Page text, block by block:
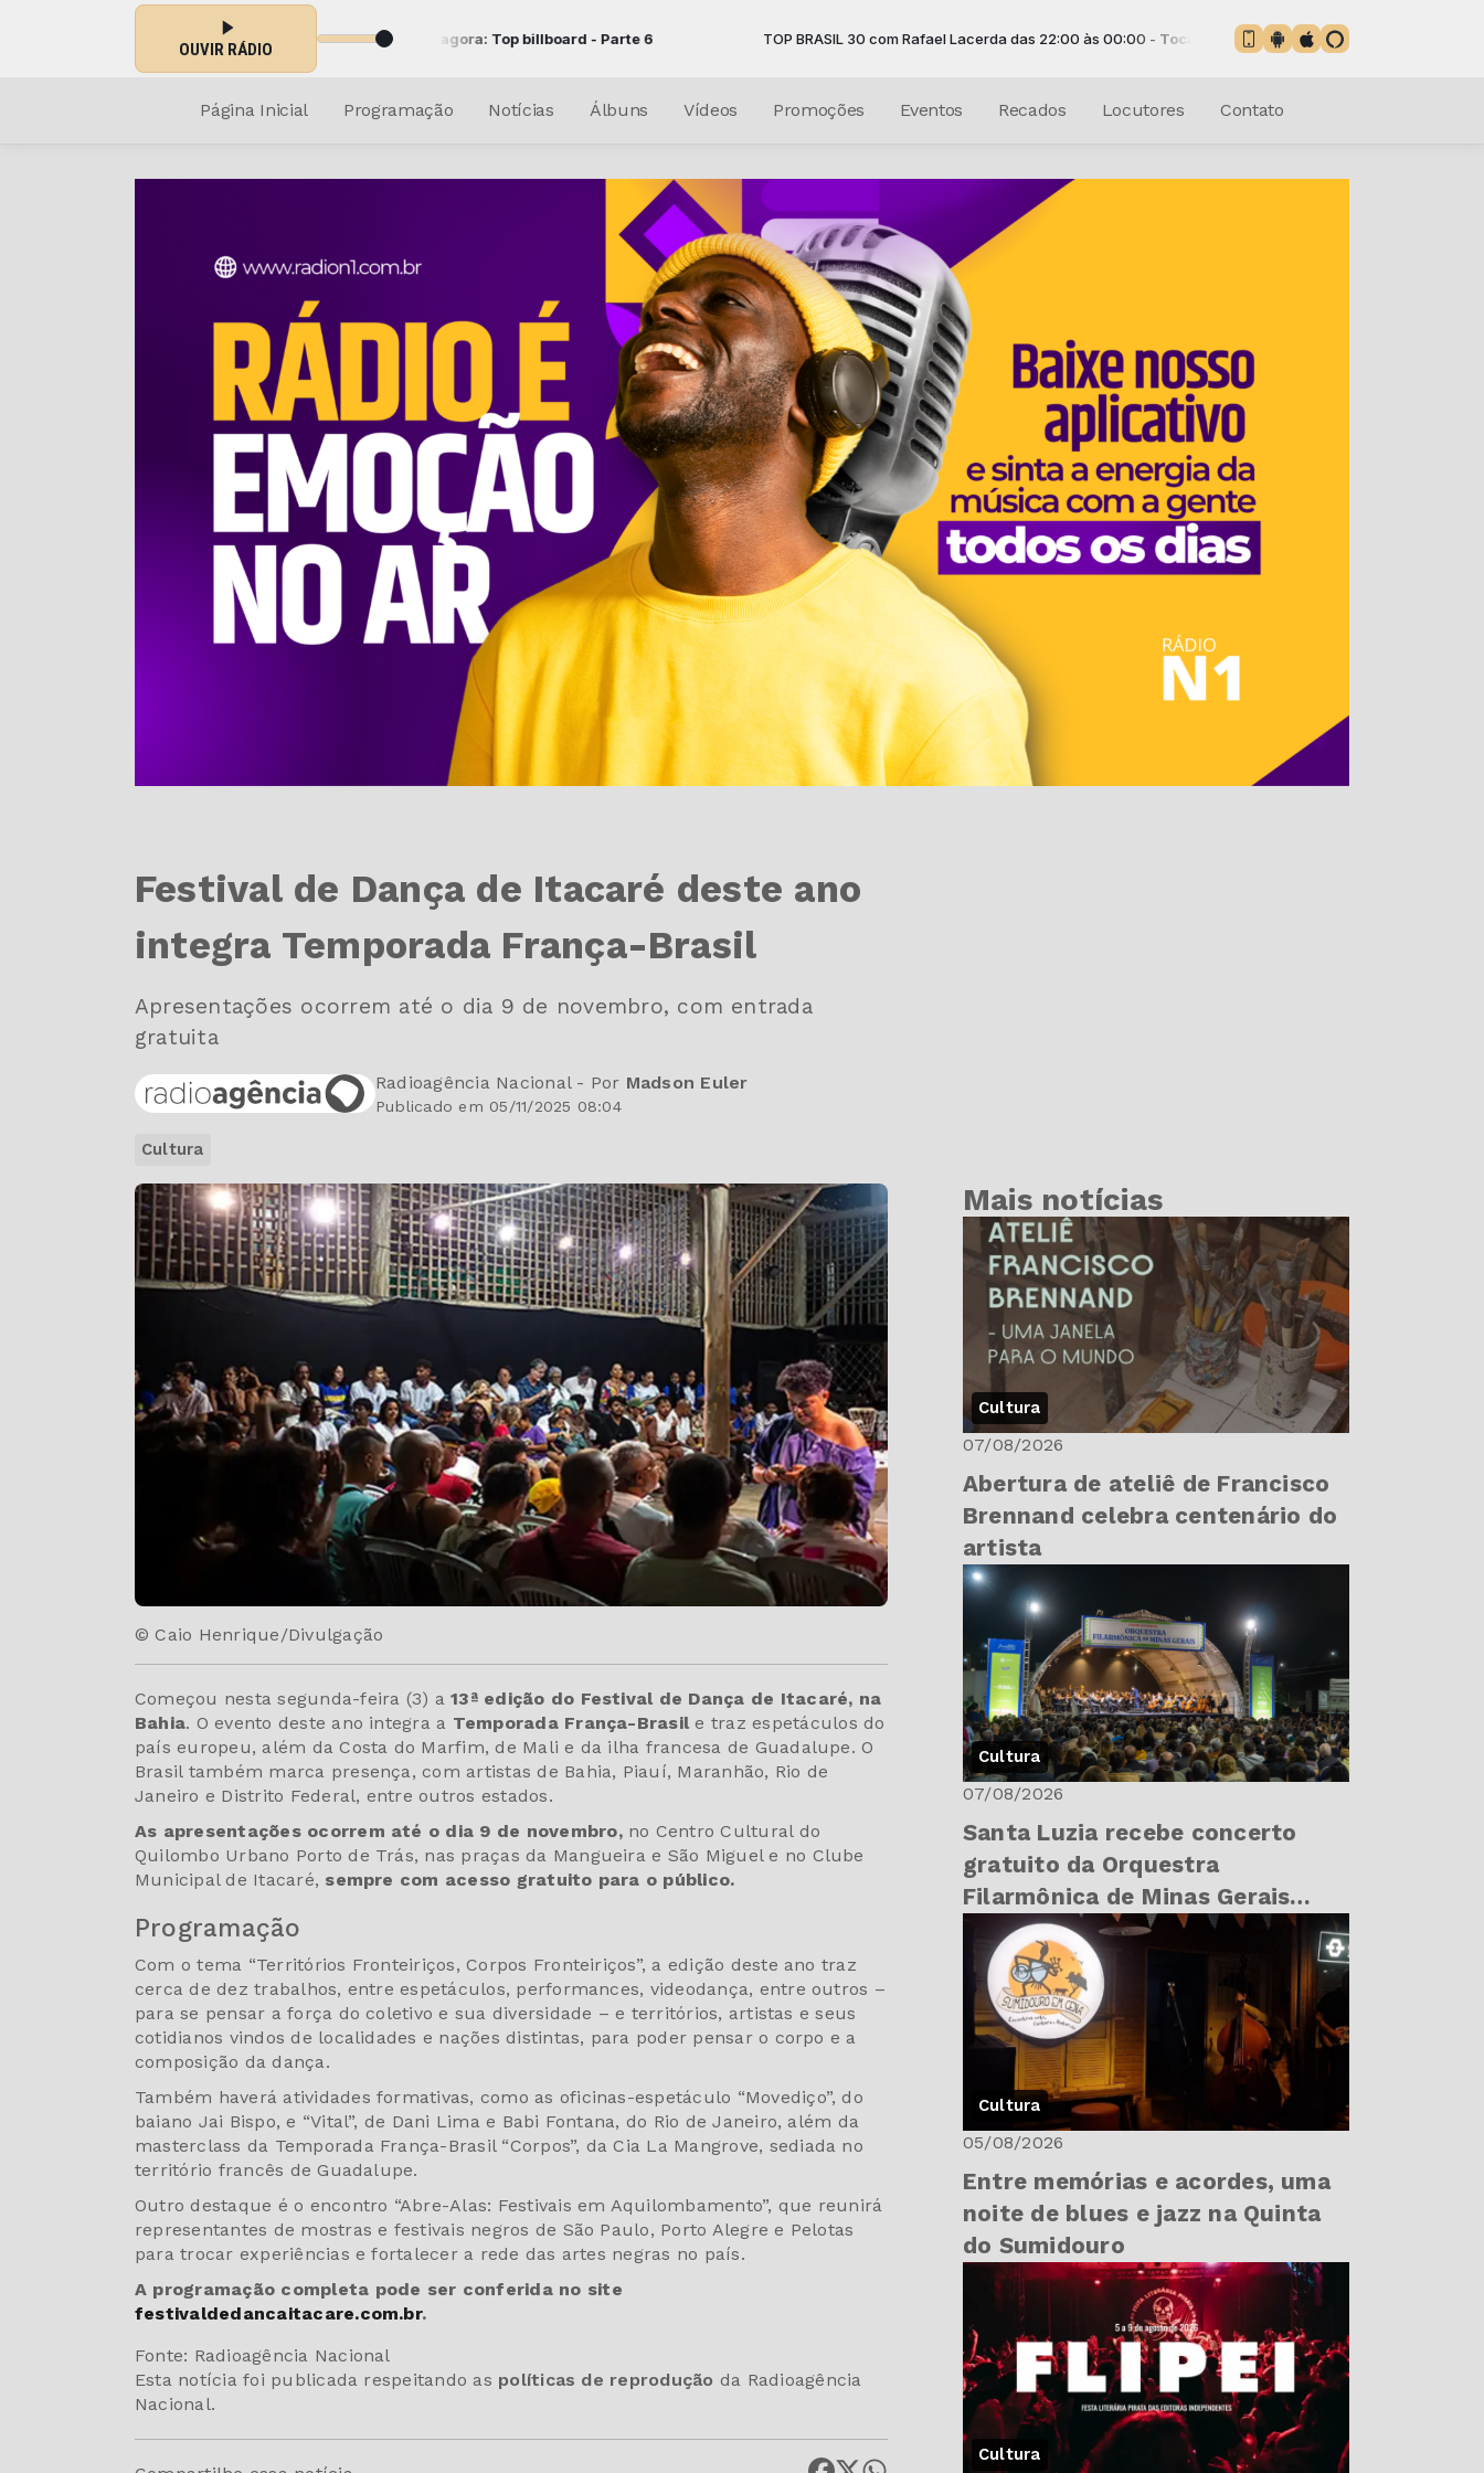
OUVIR RÁDIO
Rafael Lacerda das 22:00 às 00:00 - Tocando agora: Top billboard - Parte 6 TOP BRASIL 30 com Rafael Lacerda das 22:00 às 00:00 -Tocando agora: Top billboard - Parte 6
Página Inicial Programação Notícias Álbuns Vídeos Promoções Eventos Recados Locutores Contato
Festival de Dança de Itacaré deste ano
integra Temporada França-Brasil
Apresentações ocorrem até o dia 9 de novembro, com entrada
gratuita
Radioagência Nacional - Por Madson Euler
Publicado em 05/11/2025 08:04
Cultura
© Caio Henrique/Divulgação
Começou nesta segunda-feira (3) a13ª edição do Festival de Dança de Itacaré, na
Bahia. O evento deste ano integra a Temporada França-Brasile traz espetáculos do
país europeu, além da Costa do Marfim, de Mali e da ilha francesa de Guadalupe. O
Brasil também marca presença, com artistas de Bahia, Piauí, Maranhão, Rio de
Janeiro e Distrito Federal, entre outros estados.
As apresentações ocorrem até o dia 9 de novembro, no Centro Cultural do
Quilombo Urbano Porto de Trás, nas praças da Mangueira e São Miguel e no Clube
Municipal de Itacaré, sempre com acesso gratuito para o público.
Programação
Com o tema “Territórios Fronteiriços, Corpos Fronteiriços”, a edição deste ano traz
cerca de dez trabalhos, entre espetáculos, performances, videodança, entre outros –
para se pensar a força do coletivo e sua diversidade – e territórios, artistas e seus
cotidianos vindos de localidades e nações distintas, para poder pensar o corpo e a
composição da dança.
Também haverá atividades formativas, como as oficinas-espetáculo “Movediço”, do
baiano Jai Bispo, e “Vital”, de Dani Lima e Babi Fontana, do Rio de Janeiro, além da
masterclass da Temporada França-Brasil “Corpos”, da Cia La Mangrove, sediada no
território francês de Guadalupe.
Outro destaque é o encontro “Abre-Alas: Festivais em Aquilombamento”, que reunirá
representantes de mostras e festivais negros de São Paulo, Porto Alegre e Pelotas
para trocar experiências e fortalecer a rede das artes negras no país.
A programação completa pode ser conferida no site
festivaldedancaitacare.com.br.
Fonte: Radioagência Nacional
Esta notícia foi publicada respeitando as políticas de reprodução da Radioagência
Nacional.
Mais notícias
Cultura
07/08/2026
Abertura de ateliê de Francisco
Brennand celebra centenário do
artista
Cultura
07/08/2026
Santa Luzia recebe concerto
gratuito da Orquestra
Filarmônica de Minas Gerais
neste sábado
Cultura
05/08/2026
Entre memórias e acordes, uma
noite de blues e jazz na Quinta
do Sumidouro
Cultura